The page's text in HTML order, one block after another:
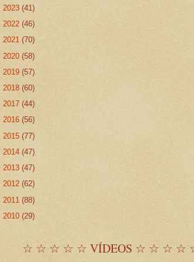
2023 (41)
2022 (46)
2021 (70)
2020 (58)
2019 (57)
2018 (60)
2017 (44)
2016 (56)
2015 (77)
2014 (47)
2013 (47)
2012 (62)
2011 (88)
2010 (29)
☆ ☆ ☆ ☆ ☆ VÍDEOS ☆ ☆ ☆ ☆